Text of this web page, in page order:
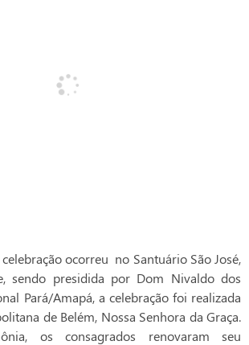
ocorreu no Santuário São José,
sendo presidida por Dom Nivaldo dos
Pará/Amapá, a celebração foi realizada
de Belém, Nossa Senhora da Graça.
os consagrados renovaram seu